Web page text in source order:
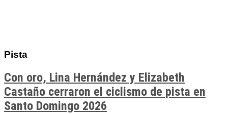
Pista
Con oro, Lina Hernández y Elizabeth
Castaño cerraron el ciclismo de pista en
Santo Domingo 2026